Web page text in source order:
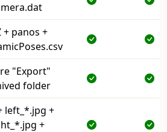
+ panos +
"Export"
folder
left_*.jpg +
+